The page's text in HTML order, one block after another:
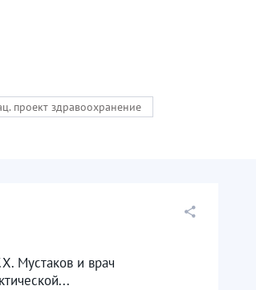
проект здравоохранение
Мустаков и врач